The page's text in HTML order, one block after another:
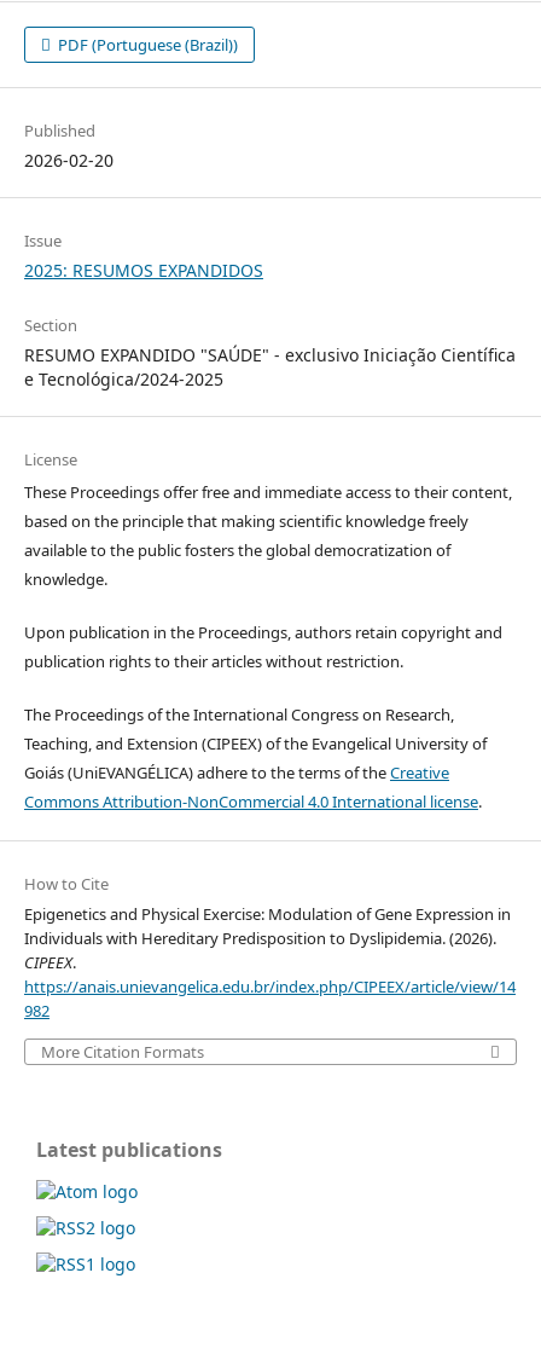
PDF (Portuguese (Brazil))
Published
2026-02-20
Issue
2025: RESUMOS EXPANDIDOS
Section
RESUMO EXPANDIDO "SAÚDE" - exclusivo Iniciação Científica
e Tecnológica/2024-2025
License
These Proceedings offer free and immediate access to their content,
based on the principle that making scientific knowledge freely
available to the public fosters the global democratization of
knowledge.
Upon publication in the Proceedings, authors retain copyright and
publication rights to their articles without restriction.
The Proceedings of the International Congress on Research,
Teaching, and Extension (CIPEEX) of the Evangelical University of
Goiás (UniEVANGÉLICA) adhere to the terms of theCreative
Commons Attribution-NonCommercial 4.0 International license.
How to Cite
Epigenetics and Physical Exercise: Modulation of Gene Expression in
Individuals with Hereditary Predisposition to Dyslipidemia. (2026).
CIPEEX.
https://anais.unievangelica.edu.br/index.php/CIPEEX/article/view/14
982
More Citation Formats
Latest publications